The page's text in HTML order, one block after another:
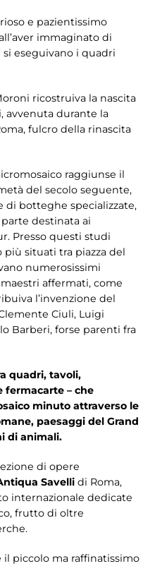
e pazientissimo
immaginato di
eseguivano i quadri
ricostruiva la nascita
avvenuta durante la
fulcro della rinascita
raggiunse il
del secolo seguente,
di botteghe specializzate,
destinata ai
Presso questi studi
più situati tra piazza del
numerosissimi
affermati, come
l’invenzione del
Ciuli, Luigi
Barberi, forse parenti fra
quadri, tavoli,
fermacarte – che
minuto attraverso le
paesaggi del Grand
di animali.
di opere
Savelli di Roma,
internazionale dedicate
frutto di oltre
il piccolo ma raffinatissimo